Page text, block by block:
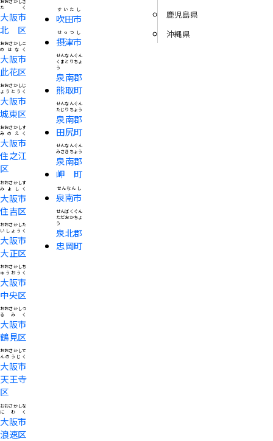
大阪市
北区
たく
大阪市
此花区
おおさかしこ
のはなく
大阪市
城東区
おおさかしじ
ょうとうく
大阪市
住之江
区
おおさかしす
みのえく
大阪市
住吉区
おおさかしす
みよしく
大阪市
大正区
おおさかした
いしょうく
大阪市
中央区
おおさかしち
ゅうおうく
大阪市
鶴見区
おおさかしつ
るみく
大阪市
天王寺
区
おおさかして
んのうじく
大阪市
浪速区
おおさかしな
にわく
吹田市
すいたし
摂津市
せっつし
泉南郡
熊取町
せんなんぐん
くまとりちょ
う
泉南郡
田尻町
せんなんぐん
たじりちょう
泉南郡
岬町
せんなんぐん
みさきちょう
泉南市
せんなんし
泉北郡
忠岡町
せんぼくぐん
ただおかちょ
う
鹿児島県
沖縄県